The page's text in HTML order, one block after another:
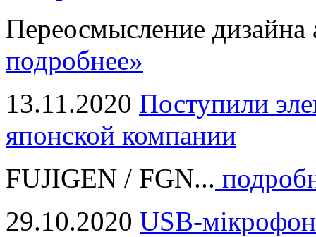
Переосмысление дизайна
подробнее»
13.11.2020 Поступили
японской компании
FUJIGEN / FGN...
29.10.2020 USB-